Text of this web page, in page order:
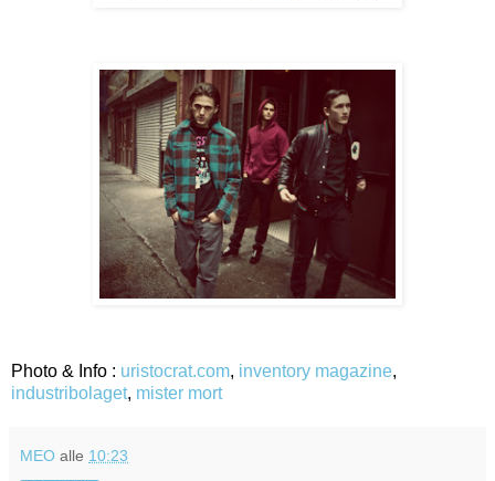
Photo & Info : uristocrat.com, inventory magazine,
industribolaget, mister mort
MEO alle 10:23